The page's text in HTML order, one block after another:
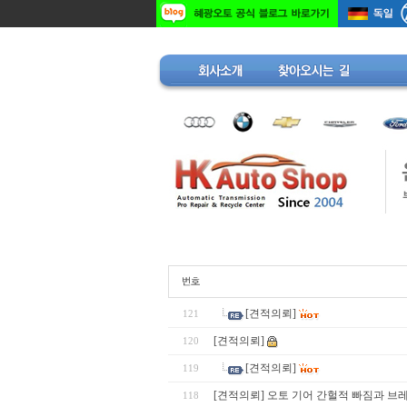
121 [견적의뢰]
120 [견적의뢰]
119 [견적의뢰]
118 [견적의뢰] 오토 기어 간헐적 빠짐과 브